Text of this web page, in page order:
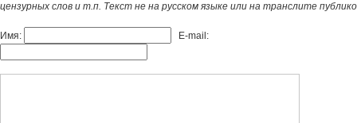
цензурных слов и т.п. Текст не на русском языке или на транслите
Имя: E-mail: